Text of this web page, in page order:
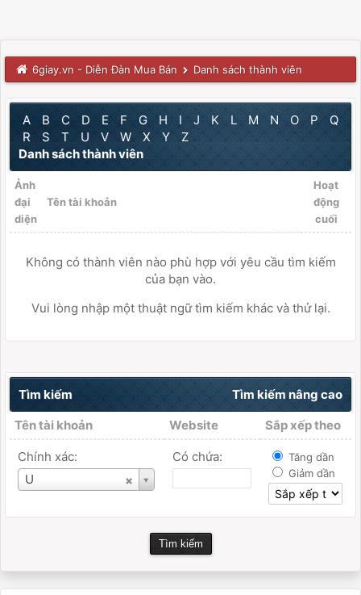
6giay.vn - Diễn Đàn Mua Bán Danh sách thành viên
A B C D E F G H I J K L M N O P
Q
R
S T U V W X Y
Z
Danh sách thành viên
Ảnh
đại
diện
Tên tài khoản
Hoạt
động
cuối
Không có thành viên nào phù hợp với yêu cầu tìm kiếm
của bạn vào.
Vui lòng nhập một thuật ngữ tìm kiếm khác và thử lại.
Tìm kiếm nâng cao
Tìm kiếm
Tên tài khoản
Website Sắp xếp theo
Chính xác:
U
Tên
tài
Có chứa:
Tăng dần
Giảm dần